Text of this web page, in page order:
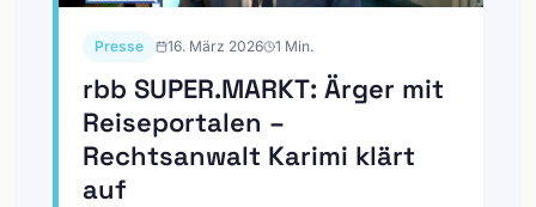
Presse 16. März 2026 1 Min.
rbb SUPER.MARKT: Ärger mit
Reiseportalen –
Rechtsanwalt Karimi klärt
auf